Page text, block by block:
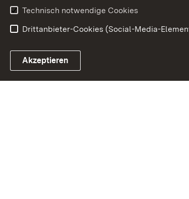
Link zum Landesportal
Technisch notwendige Cookies
Drittanbieter-Cookies (Social-Media-
Akzeptieren